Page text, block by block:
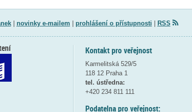
| novinky e-mailem prohlášení o přístupnosti RSS
Kontakt pro veřejnost
Karmelitská 529/5
118 12 Praha 1
tel. ústředna:
+420 234 811 111
Podatelna pro veřejnost: